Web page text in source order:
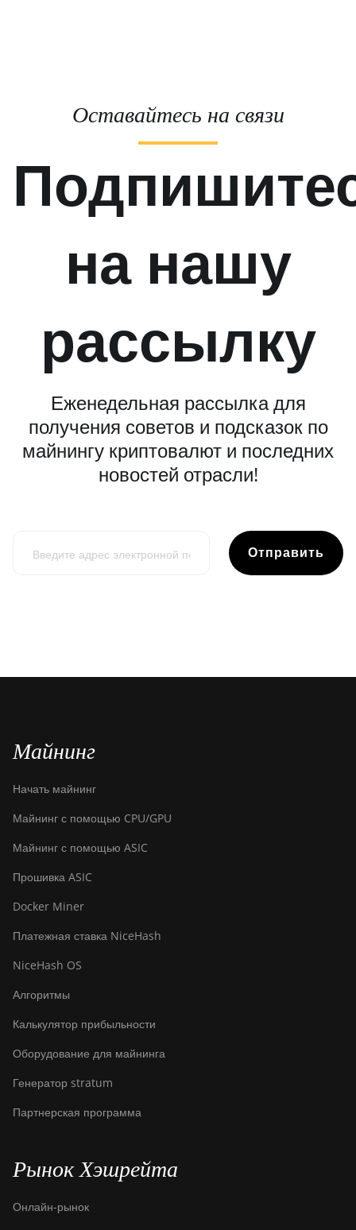
Оставайтесь на связи
на нашу
рассылку
Еженедельная рассылка для
получения советов и подсказок по
майнингу криптовалют и последних
новостей отрасли!
Отправить
Майнинг
Начать майнинг
Майнинг с помощью CPU/GPU
Майнинг с помощью ASIC
Прошивка ASIC
Docker Miner
Платежная ставка NiceHash
NiceHash OS
Алгоритмы
Калькулятор прибыльности
Оборудование для майнинга
Генератор stratum
Партнерская программа
Рынок Хэшрейта
Онлайн-рынок